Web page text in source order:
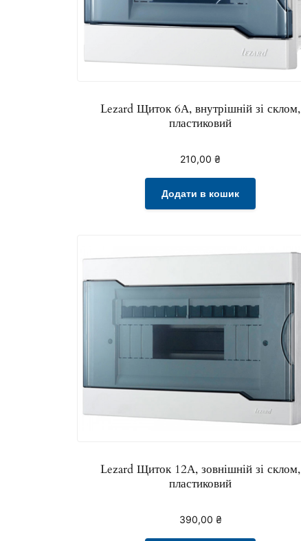
Lezard Щиток 6А, внутрішній зі склом,
пластиковий
210,00₴
Додати в кошик
Lezard Щиток 12А, зовнішній зі склом,
пластиковий
390,00 ₴